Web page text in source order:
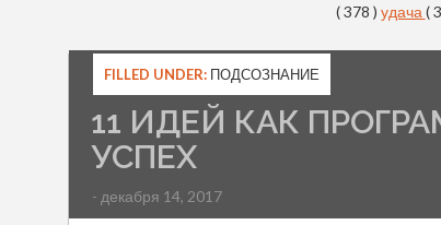
( 378 ) удача (
FILLED UNDER: ПОДСОЗНАНИЕ
11 ИДЕЙ КАК
УСПЕХ
- декабря 14, 2017